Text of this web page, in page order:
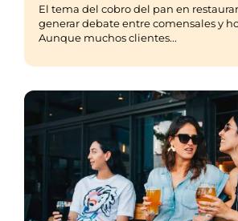
El tema del cobro del pan en
generar debate entre comensales y
Aunque muchos clientes...